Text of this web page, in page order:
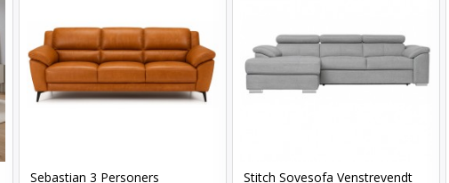
Sebastian 3 Personers
Stitch Sovesofa Venstrevendt